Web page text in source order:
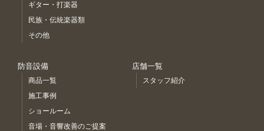
ギター・打楽器
民族・伝統楽器類
その他
防音設備
商品一覧
施工事例
ショールーム
音場・音響改善のご提案
店舗一覧
スタッフ紹介